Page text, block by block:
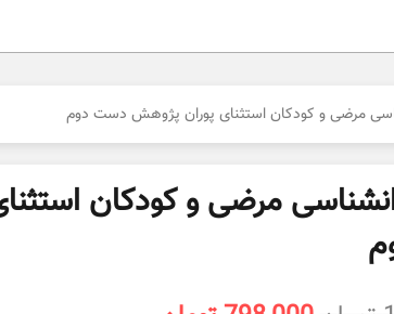
مرضی و کودکان استثنای پوران پژوهش دست دوم
مرضی و کودکان